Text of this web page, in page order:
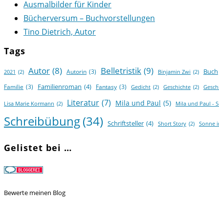
Ausmalbilder für Kinder
Bücherversum – Buchvorstellungen
Tino Dietrich, Autor
Tags
2021 (2) Autor (8) Autorin (3) Belletristik (9) Binjamin Zwi (2) Buch
Familie (3) Familienroman (4) Fantasy (3) Gedicht (2) Geschichte (2)
Lisa Marie Kormann (2) Literatur (7) Mila und Paul (5) Mila und Paul -
Schreibübung(34) Schriftsteller (4) Short Story (2) Sonne
Gelistet bei …
Bewerte meinen Blog